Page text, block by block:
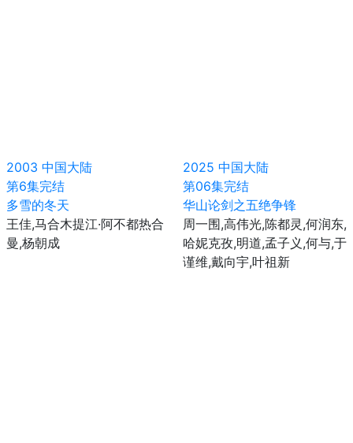
2003 中国大陆
第6集完结
多雪的冬天
王佳,马合木提江·阿不都热合
曼,杨朝成
2025 中国大陆
第06集完结
华山论剑之五绝争锋
周一围,高伟光,陈都灵,何润东,
哈妮克孜,明道,孟子义,何与,于
谨维,戴向宇,叶祖新